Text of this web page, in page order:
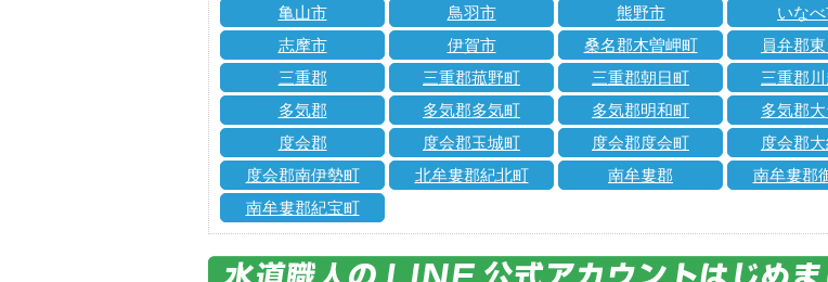
亀山市
鳥羽市 熊野市
いな
志摩市
伊賀市 桑名郡木曽岬町
員弁郡
三重郡
三重郡菰野町 三重郡朝日町
三重郡
多気郡
多気郡多気町 多気郡明和町
多気郡
度会郡
度会郡玉城町 度会郡度会町
度会郡
度会郡南伊勢町
北牟婁郡紀北町 南牟婁郡
南牟婁郡
南牟婁郡紀宝町